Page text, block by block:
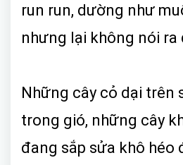
run run, dường như
nhưng lại không nói ra
Những cây cỏ dại trên
trong gió, những cây
đang sắp sửa khô héo